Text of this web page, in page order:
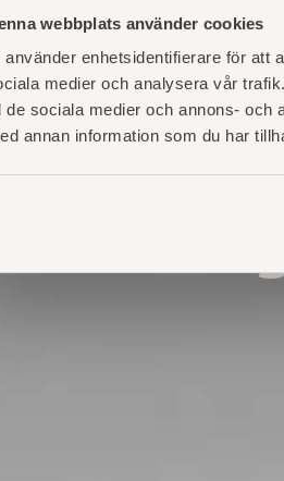
webbplats använder cookies
använder enhetsidentifierare för att
medier och analysera vår
de sociala medier och annons- och
annan information som du har